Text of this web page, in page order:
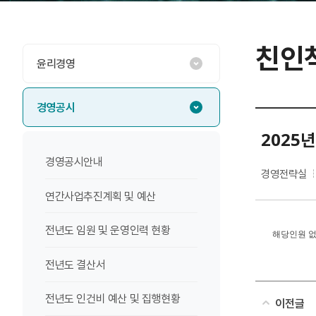
윤리경영
경영공시
경영공시안내
연간사업추진계획 및 예산
전년도 임원 및 운영인력 현황
전년도 결산서
전년도 인건비 예산 및 집행현황
친인
2025
경영전략실
해당인원
이전글